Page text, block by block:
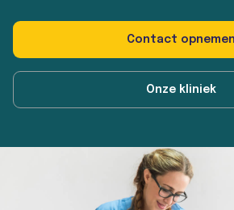
Contact opnemen
Onze kliniek